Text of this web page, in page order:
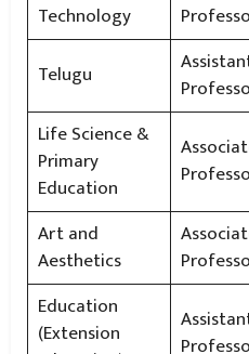
Technology
Telugu
Life Science &
Primary
Education
Art and
Aesthetics
Education
(Extension